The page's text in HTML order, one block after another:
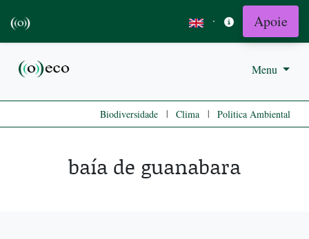
· Apoie
Menu
Biodiversidade | Clima | Politica Ambiental
baía de guanabara